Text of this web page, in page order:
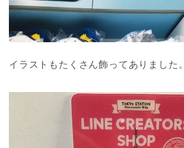
イラストもたくさん飾ってありました。